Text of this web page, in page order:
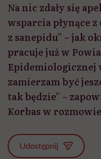
Na nic zdały się
wsparcia płynące z
z sanepidu” – jak
pracuje już w
Epidemiologicznej
zamierzam być
tak będzie” –
Korbas w
Udostępnij